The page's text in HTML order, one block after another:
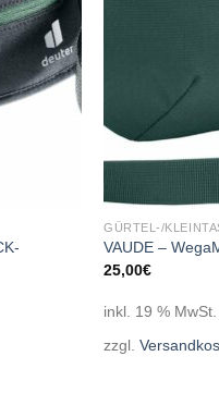
GÜRTEL-/
VAUDE –
25,00€
inkl. 19 % MwSt.
zzgl.